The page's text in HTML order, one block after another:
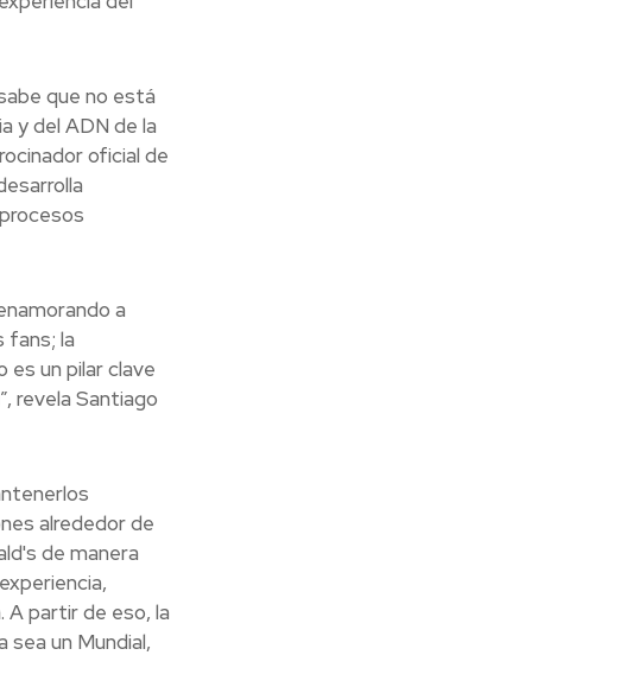
que no está
y del ADN de la
oficial de
a
fans; la
es un pilar clave
revela Santiago
alrededor de
de manera
A partir de eso, la
un Mundial,